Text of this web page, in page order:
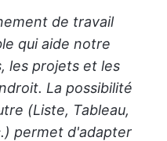
de travail
qui aide notre
les projets et les
La possibilité
(Liste, Tableau,
permet d'adapter